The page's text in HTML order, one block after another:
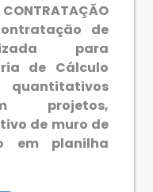
de
para
de Cálculo
projetos,
de muro de
em planilha